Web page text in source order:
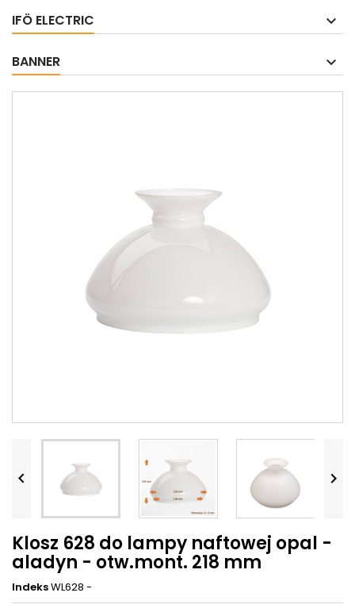
IFÖ ELECTRIC
BANNER
 
Klosz 628 do lampy naftowej opal -
aladyn - otw.mont. 218 mm
IndeksWL628 -